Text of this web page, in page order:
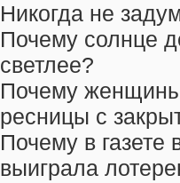
Никогда не
Почему солнце
светлее?
Почему женщины
ресницы с
Почему в
выиграла